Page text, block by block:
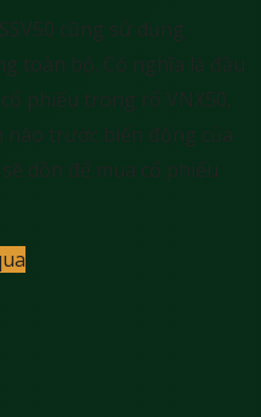
cũng sử dụng
toàn bộ. Có nghĩa là đầu
phiếu trong rổ VNX50,
trước biến động của
dồn để mua cổ phiếu
: